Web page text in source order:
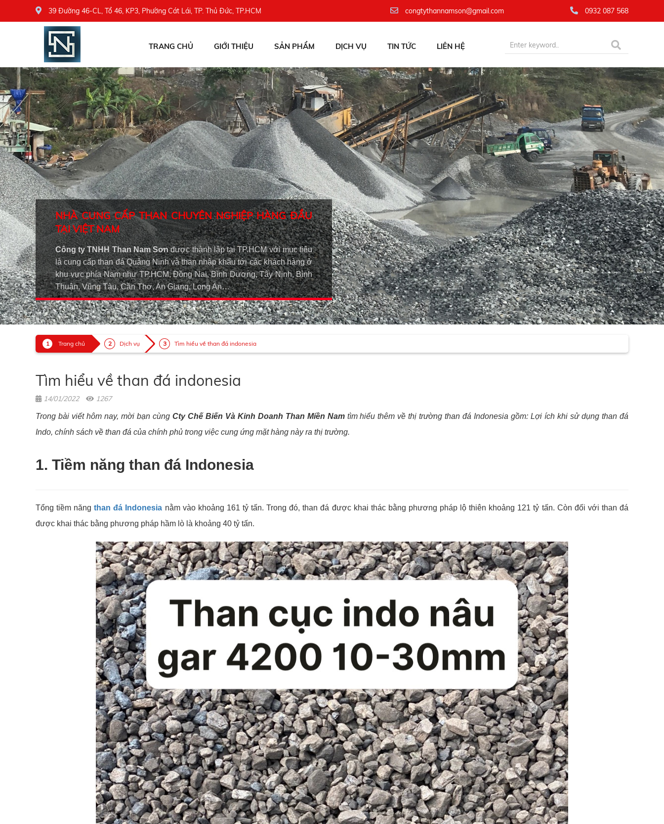
39 Đường 46-CL, Tổ 46, KP3, Phường Cát Lái, TP. Thủ Đức, TP.HCM congtythannamson@gmail.com 0932 087 568
TRANG CHỦ GIỚI THIỆU SẢN PHẨM DỊCH VỤ TIN TỨC LIÊN HỆ
NHÀ CUNG CẤP THAN CHUYÊN NGHIỆP HÀNG ĐẦU
TẠI VIỆT NAM
Công ty TNHH Than Nam Sơnđược thành lập tại TP.HCM với mục tiêu
là cung cấp than đá Quảng Ninh và than nhập khẩu tới các khách hàng ở
khu vực phía Nam như TP.HCM, Đồng Nai, Bình Dương, Tây Ninh, Bình
Thuận, Vũng Tàu, Cần Thơ, An Giang, Long An…
Trang chủ Dịch vụ Tìm hiểu về than đá indonesia
Tìm hiểu về than đá indonesia
14/01/2022 1267
Trong bài viết hôm nay, mời bạn cùngCty Chế Biến Và Kinh Doanh Than Miền Namtìm hiểu thêm về thị trường than đá Indonesia gồm: Lợi ích khi sử dụng than đá
Indo, chính sách về than đá của chính phủ trong việc cung ứng mặt hàng này ra thị trường.
1. Tiềm năng than đá Indonesia
Tổng tiềm năngthan đá Indonesia nằm vào khoảng 161 tỷ tấn. Trong đó, than đá được khai thác bằng phương pháp lộ thiên khoảng 121 tỷ tấn. Còn đối với than đá
được khai thác bằng phương pháp hầm lò là khoảng 40 tỷ tấn.